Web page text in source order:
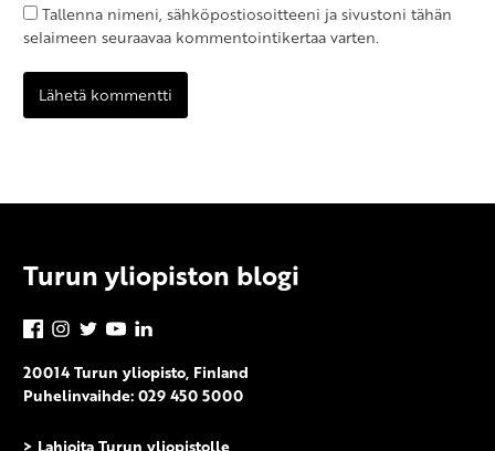
Tallenna nimeni, sähköpostiosoitteeni ja sivustoni tähän
selaimeen seuraavaa kommentointikertaa varten.
Turun yliopiston blogi
Facebook
Instagram
TwitterYouTube
20014 Turun yliopisto, Finland
Puhelinvaihde: 029 450 5000
> Lahjoita Turun yliopistolle